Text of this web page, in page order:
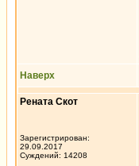
Наверх
Рената Скот
Зарегистрирован:
29.09.2017
Суждений: 14208